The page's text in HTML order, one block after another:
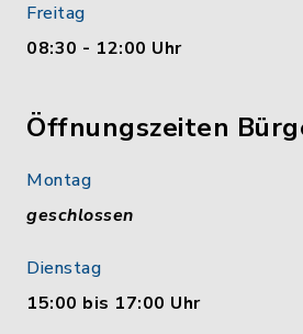
Freitag
08:30 - 12:00 Uhr
Öffnungszeiten
Montag
geschlossen
Dienstag
15:00 bis 17:00 Uhr